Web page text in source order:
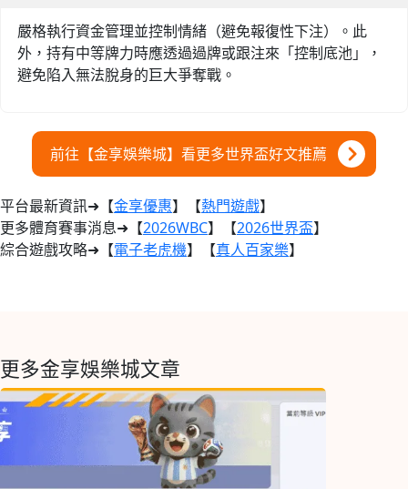
嚴格執行資金管理並控制情緒（避免報復性下注）。此
外，持有中等牌力時應透過過牌或跟注來「控制底池」，
避免陷入無法脫身的巨大爭奪戰。
前往【金享娛樂城】看更多世界盃好文推薦
平台最新資訊➜【金享優惠】【熱門遊戲】
更多體育賽事消息➜【2026WBC】【2026世界盃】
綜合遊戲攻略➜【電子老虎機】【真人百家樂】
更多金享娛樂城文章